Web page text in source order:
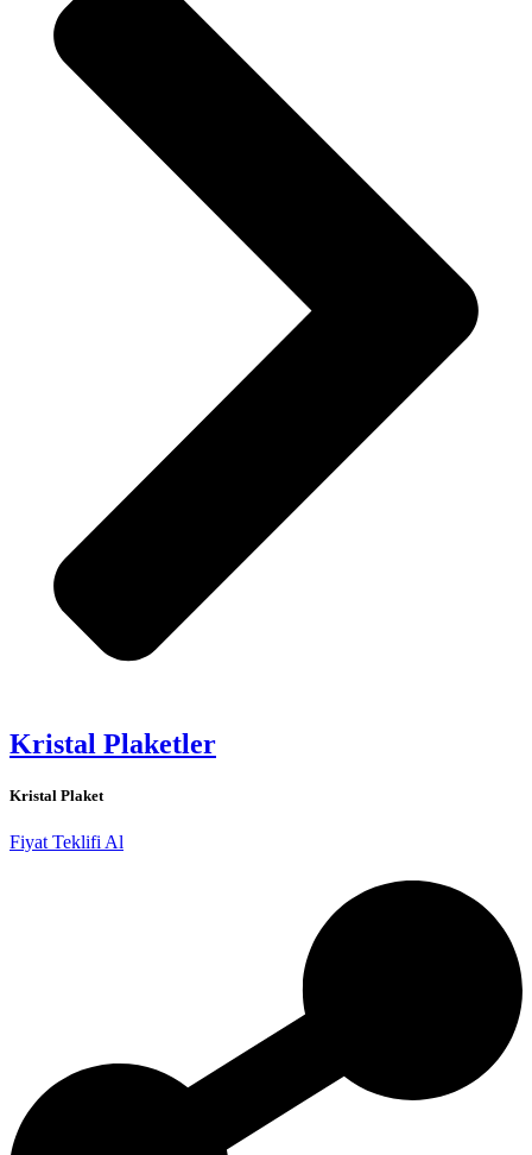
Kristal Plaketler
Kristal Plaket
Fiyat Teklifi Al